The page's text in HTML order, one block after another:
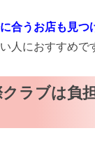
合うお店も見つ
人におすすめで
ラブは負